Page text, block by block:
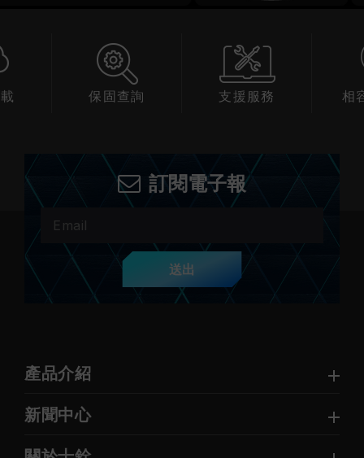
支援服務 相容性查詢
訂閱電子報
送出
產品介紹
新聞中心